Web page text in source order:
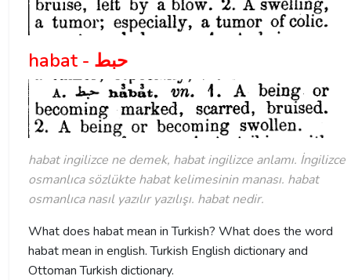
habat - حبط
habat ingilizce ne demek, habat ingilizce anlamı. İngilizce
osmanlıca sözlükte habat kelimesinin manası. habat
osmanlıca nasıl yazılır yazılışı. habat nedir.
What does habat mean in Turkish? What does the word
habat mean in english. Turkish English dictionary and
Ottoman Turkish dictionary.